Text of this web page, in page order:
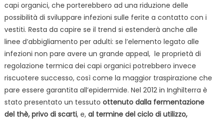
capi organici, che porterebbero ad una riduzione delle
possibilità di sviluppare infezioni sulle ferite a contatto con i
vestiti. Resta da capire se il trend si estenderà anche alle
linee d’abbigliamento per adulti: se l’elemento legato alle
infezioni non pare avere un grande appeal, le proprietà di
regolazione termica dei capi organici potrebbero invece
riscuotere successo, così come la maggior traspirazione che
pare essere garantita all’epidermide. Nel 2012 in Inghilterra è
stato presentato un tessuto ottenuto dalla fermentazione
del thè, privo di scarti, e, al termine del ciclo di utilizzo,